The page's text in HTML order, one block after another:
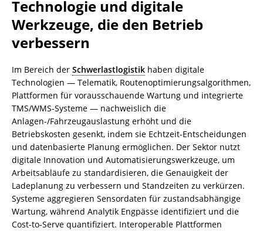
Technologie und digitale
Werkzeuge, die den Betrieb
verbessern
Im Bereich der Schwerlastlogistik haben digitale
Technologien — Telematik, Routenoptimierungsalgorithmen,
Plattformen für vorausschauende Wartung und integrierte
TMS/WMS-Systeme — nachweislich die
Anlagen-/Fahrzeugauslastung erhöht und die
Betriebskosten gesenkt, indem sie Echtzeit-Entscheidungen
und datenbasierte Planung ermöglichen. Der Sektor nutzt
digitale Innovation und Automatisierungswerkzeuge, um
Arbeitsabläufe zu standardisieren, die Genauigkeit der
Ladeplanung zu verbessern und Standzeiten zu verkürzen.
Systeme aggregieren Sensordaten für zustandsabhängige
Wartung, während Analytik Engpässe identifiziert und die
Cost-to-Serve quantifiziert. Interoperable Plattformen